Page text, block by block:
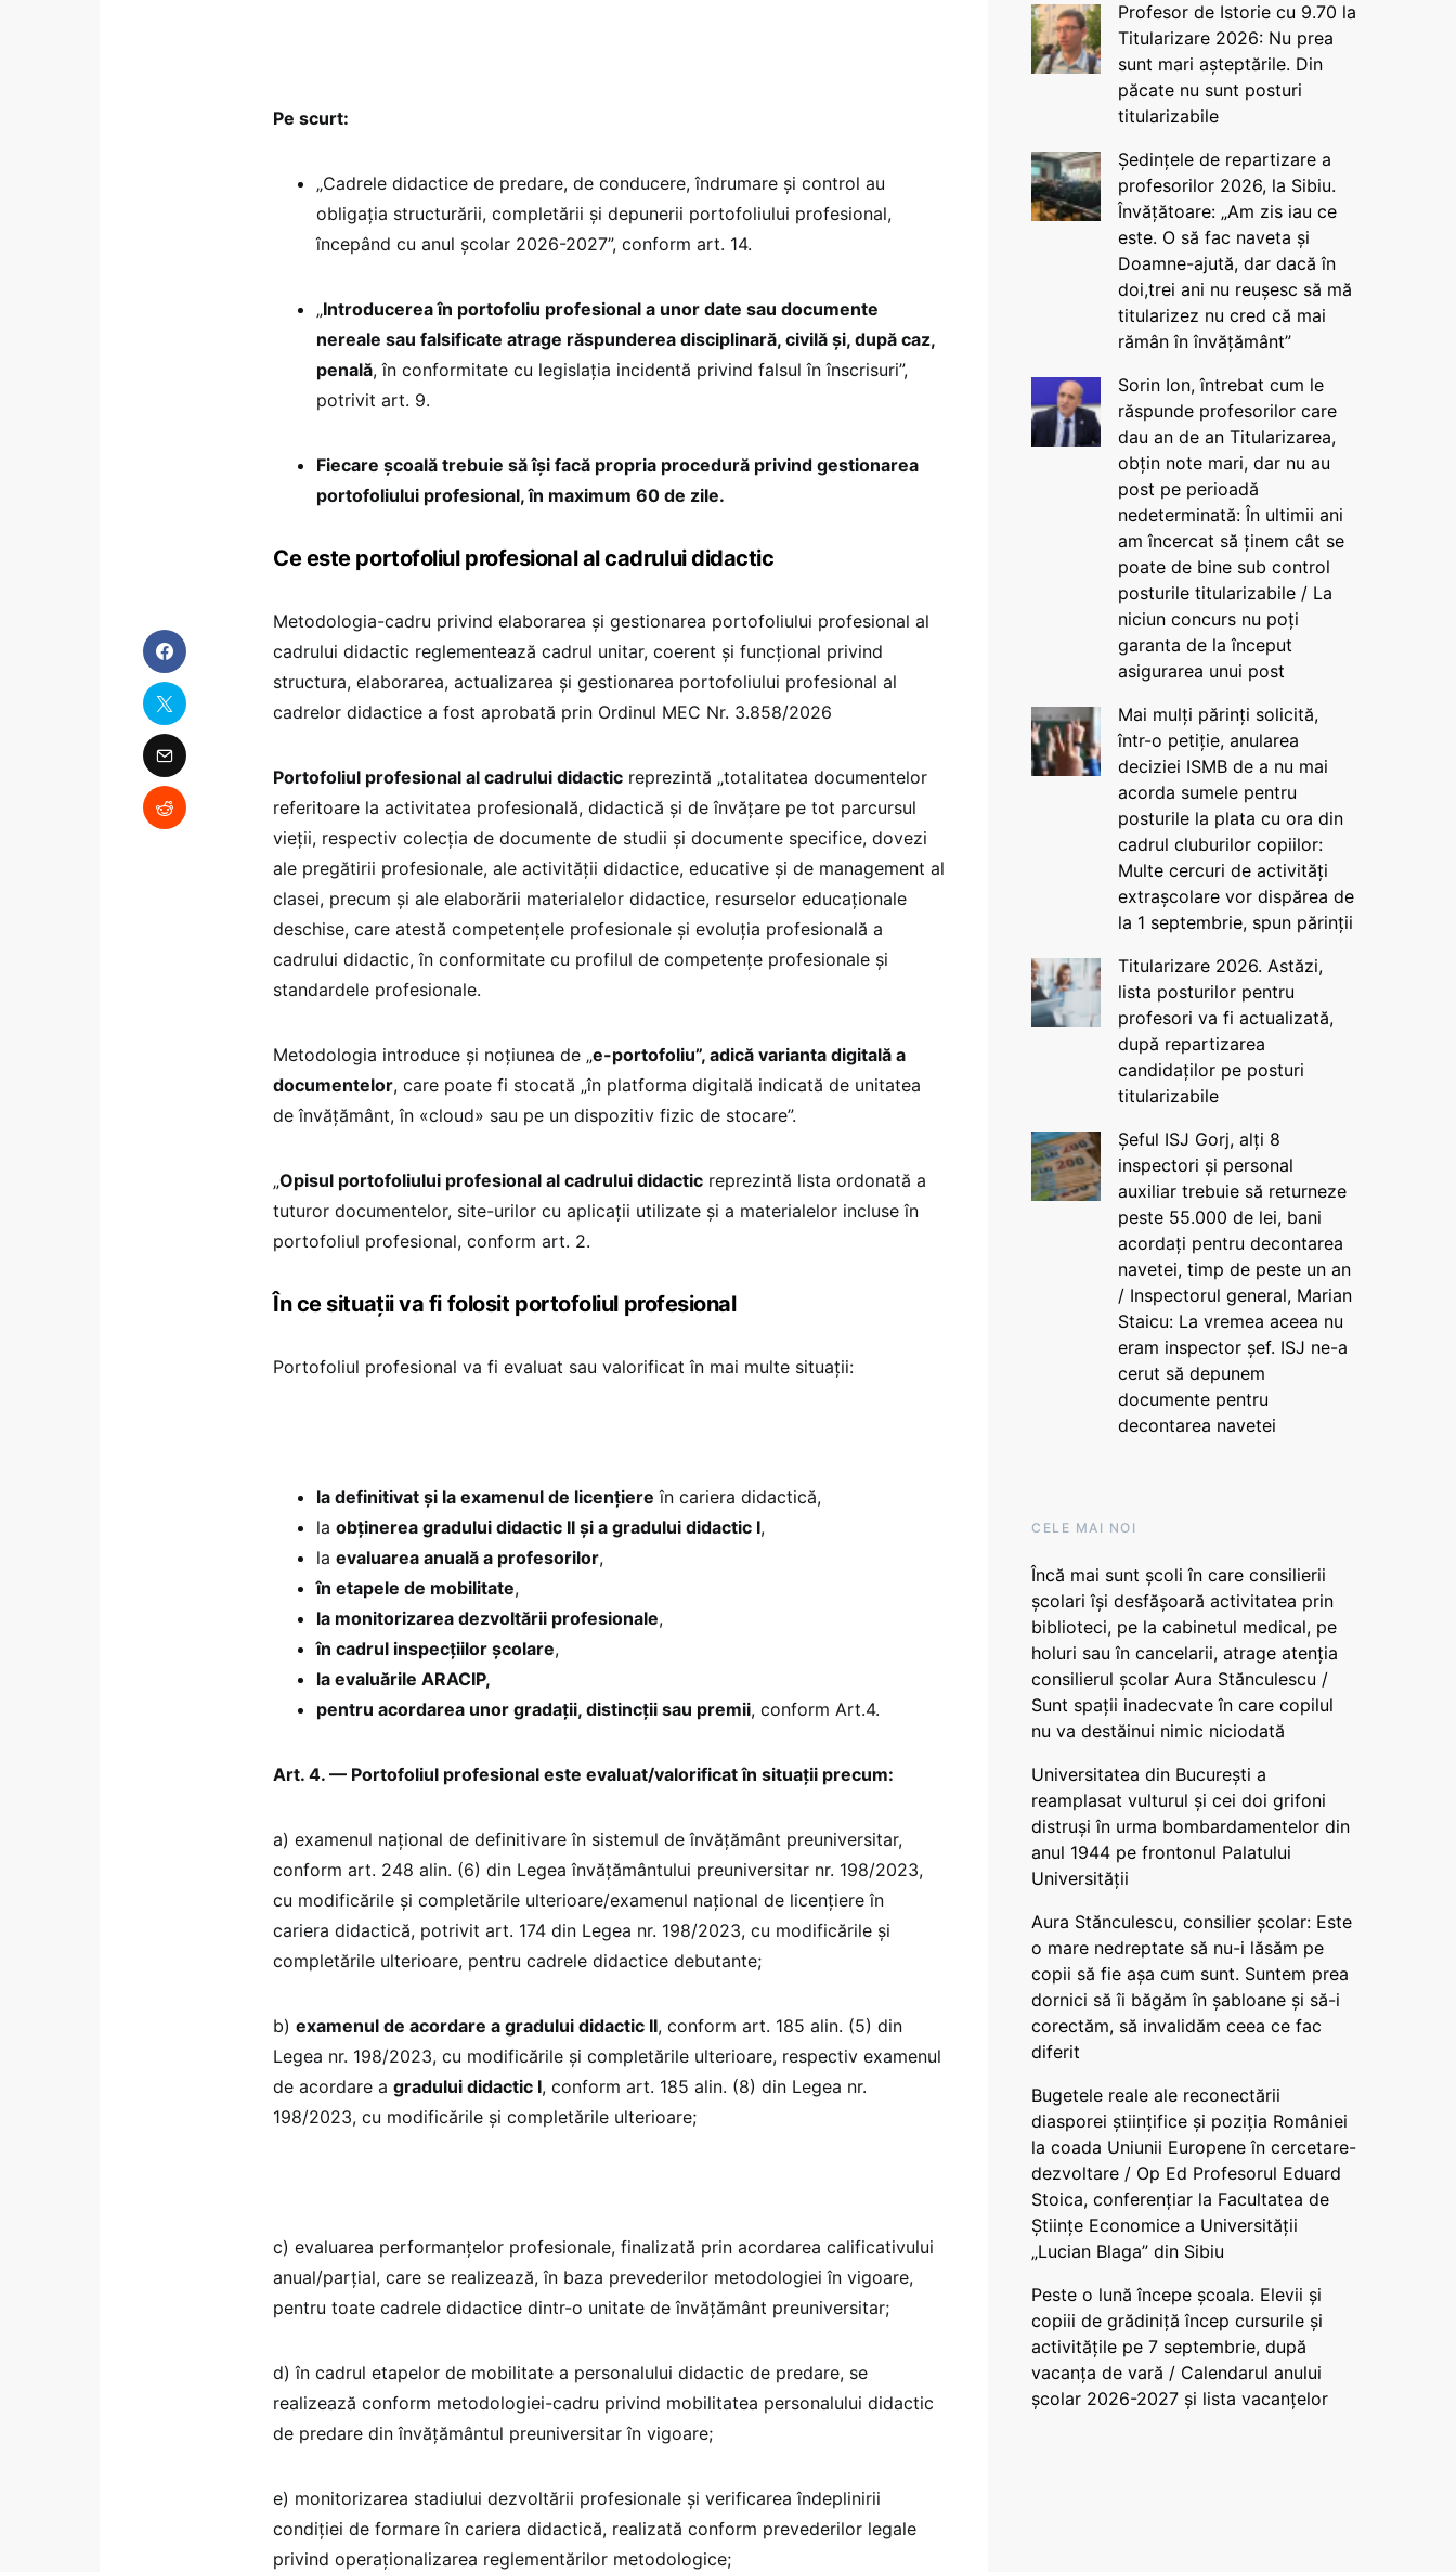
Pe scurt:
„Cadrele didactice de predare, de conducere, îndrumare și control au
obligația structurării, completării și depunerii portofoliului profesional,
începând cu anul școlar 2026-2027”, conform art. 14.
„Introducerea în portofoliu profesional a unor date sau documente
nereale sau falsificate atrage răspunderea disciplinară, civilă și, după caz,
penală, în conformitate cu legislația incidentă privind falsul în înscrisuri”,
potrivit art. 9.
Fiecare școală trebuie să își facă propria procedură privind gestionarea
portofoliului profesional, în maximum 60 de zile.
Ce este portofoliul profesional al cadrului didactic
Metodologia-cadru privind elaborarea și gestionarea portofoliului profesional al
cadrului didactic reglementează cadrul unitar, coerent și funcțional privind
structura, elaborarea, actualizarea și gestionarea portofoliului profesional al
cadrelor didactice a fost aprobată prin Ordinul MEC Nr. 3.858/2026
Portofoliul profesional al cadrului didactic reprezintă „totalitatea documentelor
referitoare la activitatea profesională, didactică și de învățare pe tot parcursul
vieții, respectiv colecția de documente de studii și documente specifice, dovezi
ale pregătirii profesionale, ale activității didactice, educative și de management al
clasei, precum și ale elaborării materialelor didactice, resurselor educaționale
deschise, care atestă competențele profesionale și evoluția profesională a
cadrului didactic, în conformitate cu profilul de competențe profesionale și
standardele profesionale.
Metodologia introduce și noțiunea de „e-portofoliu”, adică varianta digitală a
documentelor, care poate fi stocată „în platforma digitală indicată de unitatea
de învățământ, în «cloud» sau pe un dispozitiv fizic de stocare”.
„Opisul portofoliului profesional al cadrului didactic reprezintă lista ordonată a
tuturor documentelor, site-urilor cu aplicații utilizate și a materialelor incluse în
portofoliul profesional, conform art. 2.
În ce situații va fi folosit portofoliul profesional
Portofoliul profesional va fi evaluat sau valorificat în mai multe situații:
la definitivat și la examenul de licențiere în cariera didactică,
la obținerea gradului didactic II și a gradului didactic I,
la evaluarea anuală a profesorilor,
în etapele de mobilitate,
la monitorizarea dezvoltării profesionale,
în cadrul inspecțiilor școlare,
la evaluările ARACIP,
pentru acordarea unor gradații, distincții sau premii, conform Art.4.
Art. 4. — Portofoliul profesional este evaluat/valorificat în situații precum:
a) examenul național de definitivare în sistemul de învățământ preuniversitar,
conform art. 248 alin. (6) din Legea învățământului preuniversitar nr. 198/2023,
cu modificările și completările ulterioare/examenul național de licențiere în
cariera didactică, potrivit art. 174 din Legea nr. 198/2023, cu modificările și
completările ulterioare, pentru cadrele didactice debutante;
b) examenul de acordare a gradului didactic II, conform art. 185 alin. (5) din
Legea nr. 198/2023, cu modificările și completările ulterioare, respectiv examenul
de acordare a gradului didactic I, conform art. 185 alin. (8) din Legea nr.
198/2023, cu modificările și completările ulterioare;
c) evaluarea performanțelor profesionale, finalizată prin acordarea calificativului
anual/parțial, care se realizează, în baza prevederilor metodologiei în vigoare,
pentru toate cadrele didactice dintr-o unitate de învățământ preuniversitar;
d) în cadrul etapelor de mobilitate a personalului didactic de predare, se
realizează conform metodologiei-cadru privind mobilitatea personalului didactic
de predare din învățământul preuniversitar în vigoare;
e) monitorizarea stadiului dezvoltării profesionale și verificarea îndeplinirii
condiției de formare în cariera didactică, realizată conform prevederilor legale
privind operaționalizarea reglementărilor metodologice;
Profesor de Istorie cu 9.70 la
Titularizare 2026: Nu prea
sunt mari așteptările. Din
păcate nu sunt posturi
titularizabile
Ședințele de repartizare a
profesorilor 2026, la Sibiu.
Învățătoare: „Am zis iau ce
este. O să fac naveta și
Doamne-ajută, dar dacă în
doi,trei ani nu reușesc să mă
titularizez nu cred că mai
rămân în învățământ”
Sorin Ion, întrebat cum le
răspunde profesorilor care
dau an de an Titularizarea,
obțin note mari, dar nu au
post pe perioadă
nedeterminată: În ultimii ani
am încercat să ținem cât se
poate de bine sub control
posturile titularizabile / La
niciun concurs nu poți
garanta de la început
asigurarea unui post
Mai mulți părinți solicită,
într-o petiție, anularea
deciziei ISMB de a nu mai
acorda sumele pentru
posturile la plata cu ora din
cadrul cluburilor copiilor:
Multe cercuri de activități
extrașcolare vor dispărea de
la 1 septembrie, spun părinții
Titularizare 2026. Astăzi,
lista posturilor pentru
profesori va fi actualizată,
după repartizarea
candidaților pe posturi
titularizabile
Șeful ISJ Gorj, alți 8
inspectori și personal
auxiliar trebuie să returneze
peste 55.000 de lei, bani
acordați pentru decontarea
navetei, timp de peste un an
/ Inspectorul general, Marian
Staicu: La vremea aceea nu
eram inspector șef. ISJ ne-a
cerut să depunem
documente pentru
decontarea navetei
CELE MAI NOI
Încă mai sunt școli în care consilierii
școlari își desfășoară activitatea prin
biblioteci, pe la cabinetul medical, pe
holuri sau în cancelarii, atrage atenția
consilierul școlar Aura Stănculescu /
Sunt spații inadecvate în care copilul
nu va destăinui nimic niciodată
Universitatea din București a
reamplasat vulturul și cei doi grifoni
distruși în urma bombardamentelor din
anul 1944 pe frontonul Palatului
Universității
Aura Stănculescu, consilier școlar: Este
o mare nedreptate să nu-i lăsăm pe
copii să fie așa cum sunt. Suntem prea
dornici să îi băgăm în șabloane și să-i
corectăm, să invalidăm ceea ce fac
diferit
Bugetele reale ale reconectării
diasporei științifice și poziția României
la coada Uniunii Europene în cercetare-
dezvoltare / Op Ed Profesorul Eduard
Stoica, conferențiar la Facultatea de
Științe Economice a Universității
„Lucian Blaga” din Sibiu
Peste o lună începe școala. Elevii și
copiii de grădiniță încep cursurile și
activitățile pe 7 septembrie, după
vacanța de vară / Calendarul anului
școlar 2026-2027 și lista vacanțelor